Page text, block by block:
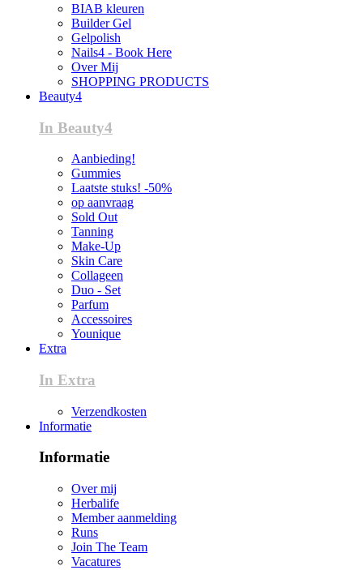
BIAB kleuren
Builder Gel
Gelpolish
Nails4 - Book Here
Over Mij
SHOPPING PRODUCTS
Beauty4
In Beauty4
Aanbieding!
Gummies
Laatste stuks! -50%
op aanvraag
Sold Out
Tanning
Make-Up
Skin Care
Collageen
Duo - Set
Parfum
Accessoires
Younique
Extra
In Extra
Verzendkosten
Informatie
Informatie
Over mij
Herbalife
Member aanmelding
Runs
Join The Team
Vacatures